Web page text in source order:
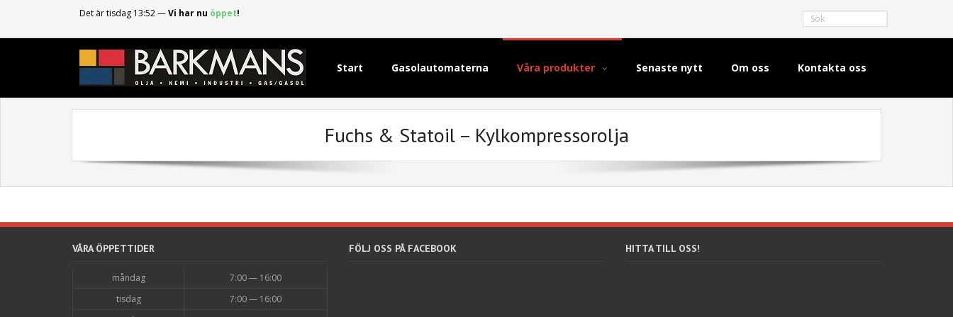
Det ärtisdag 13:52—Vi har nu öppet!
Start Gasolautomaterna Våra produkter Senaste nytt Om oss Kontakta oss
Fuchs & Statoil – Kylkompressorolja
VÅRA ÖPPETTIDER
måndag
7:00 — 16:00
tisdag
7:00 — 16:00
FÖLJ OSS PÅ FACEBOOK HITTA TILL OSS!